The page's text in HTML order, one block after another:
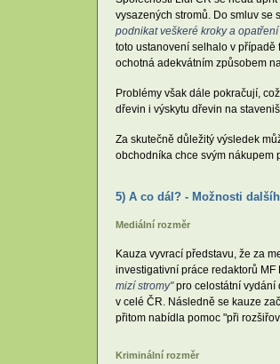
vysazených stromů. Do smluv se
podnikat veškeré kroky a
toto ustanovení selhalo v případě
ochotná adekvátním způsobem
Problémy však dále pokračují,
dřevin i výskytu dřevin na
Za skutečně důležitý výsledek
obchodníka chce svým nákupem
5) A co dál? - Možnosti
Mediální rozměr
Kauza vyvrací představu, že za
investigativní práce redaktorů
mizí stromy"pro celostátní vydání
v celé ČR. Následně se kauze
přitom nabídla pomoc "při
Kriminální rozměr